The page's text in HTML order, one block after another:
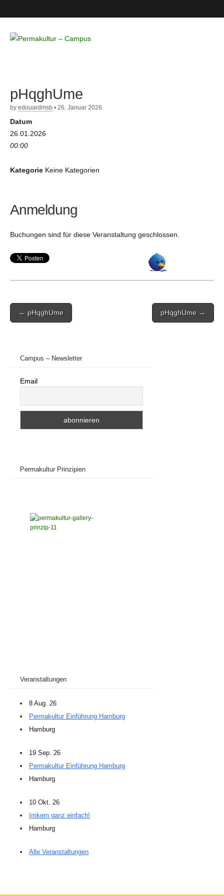
– Campus
pHqghUme
by edouardmsb • 26. Januar 2026
Datum
26.01.2026
00:00
Kategorie Keine Kategorien
Anmeldung
Buchungen sind für diese Veranstaltung geschlossen.
Post
navigation
← pHqghUme pHqghUme →
Campus – Newsletter
Email
Permakultur Prinzipien
Veranstaltungen
8 Aug. 26
Permakultur Einführung Hamburg
Hamburg
19 Sep. 26
Permakultur Einführung Hamburg
Hamburg
10 Okt. 26
Imkern ganz einfach!
Hamburg
Alle Veranstaltungen